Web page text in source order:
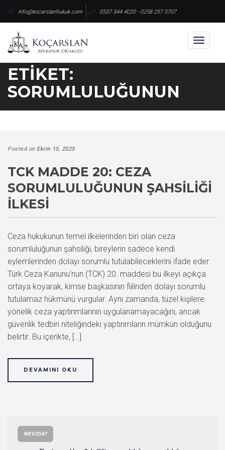
content
info@kocarslanhukuk.com 0537 344 4020 - 0258 257 5707
Toggle
ETIKET:
SORUMLULUĞUNUN
Posted on Ekim 15, 2025
TCK MADDE 20: CEZA
SORUMLULUĞUNUN ŞAHSILIĞI
İLKESI
Ceza hukukunun temel ilkelerinden biri olan ceza
sorumluluğunun şahsiliği, bireylerin sadece kendi
eylemlerinden dolayı sorumlu tutulabileceklerini ifade eder.
Türk Ceza Kanunu’nun (TCK) 20. maddesi bu ilkeyi açıkça
ortaya koyarak, kimse başkasının fiilinden dolayı sorumlu
tutulamaz hükmünü vurgular. Aynı zamanda, tüzel kişilere
yönelik ceza yaptırımlarının uygulanamayacağını, ancak
güvenlik tedbiri niteliğindeki yaptırımların mümkün olduğunu
belirtir. Bu içerikte, […]
DEVAMINI OKU
MEVZUAT